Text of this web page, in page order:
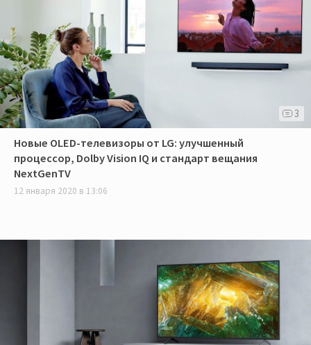
3
Новые OLED-телевизоры от LG: улучшенный
процессор, Dolby Vision IQ и стандарт вещания
NextGenTV
12 января 2020 в 13:06